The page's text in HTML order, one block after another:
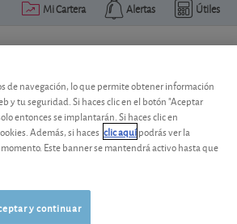
Útiles
Alertas
Mi Cartera
3,696 EUR
0,082 EUR (2,27 %)
de navegación, lo que permite obtener información
y tu seguridad. Si haces clic en el botón "Aceptar
entonces se implantarán. Si haces clic en
Además, si haces clic aquípodrás ver la
Este banner se mantendrá activo hasta que
y continuar